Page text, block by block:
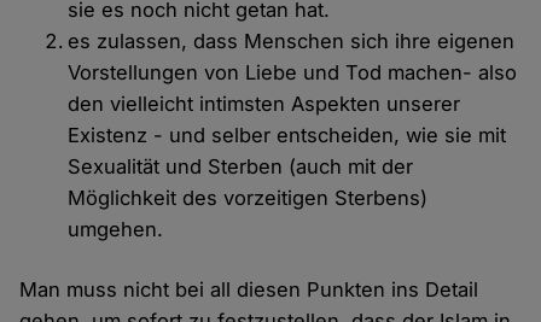
sie es noch nicht getan hat.
es zulassen, dass Menschen sich ihre eigenen
Vorstellungen von Liebe und Tod machen- also
den vielleicht intimsten Aspekten unserer
Existenz - und selber entscheiden, wie sie mit
Sexualität und Sterben (auch mit der
Möglichkeit des vorzeitigen Sterbens)
umgehen.
Man muss nicht bei all diesen Punkten ins Detail